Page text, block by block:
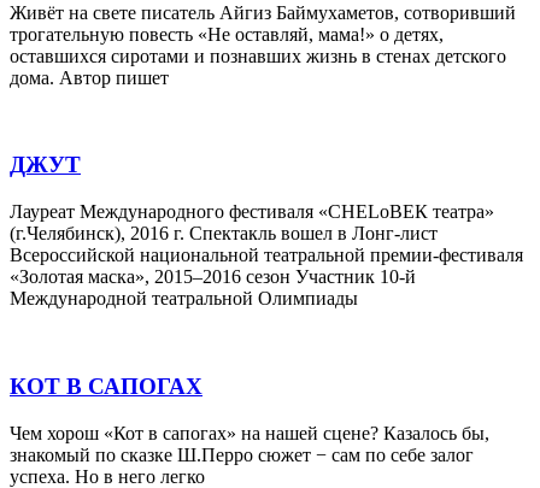
Живёт на свете писатель Айгиз Баймухаметов, сотворивший
трогательную повесть «Не оставляй, мама!» о детях,
оставшихся сиротами и познавших жизнь в стенах детского
дома. Автор пишет
ДЖУТ
Лауреат Международного фестиваля «CHELоВЕК театра»
(г.Челябинск), 2016 г. Спектакль вошел в Лонг-лист
Всероссийской национальной театральной премии-фестиваля
«Золотая маска», 2015–2016 сезон Участник 10-й
Международной театральной Олимпиады
КОТ В САПОГАХ
Чем хорош «Кот в сапогах» на нашей сцене? Казалось бы,
знакомый по сказке Ш.Перро сюжет − сам по себе залог
успеха. Но в него легко